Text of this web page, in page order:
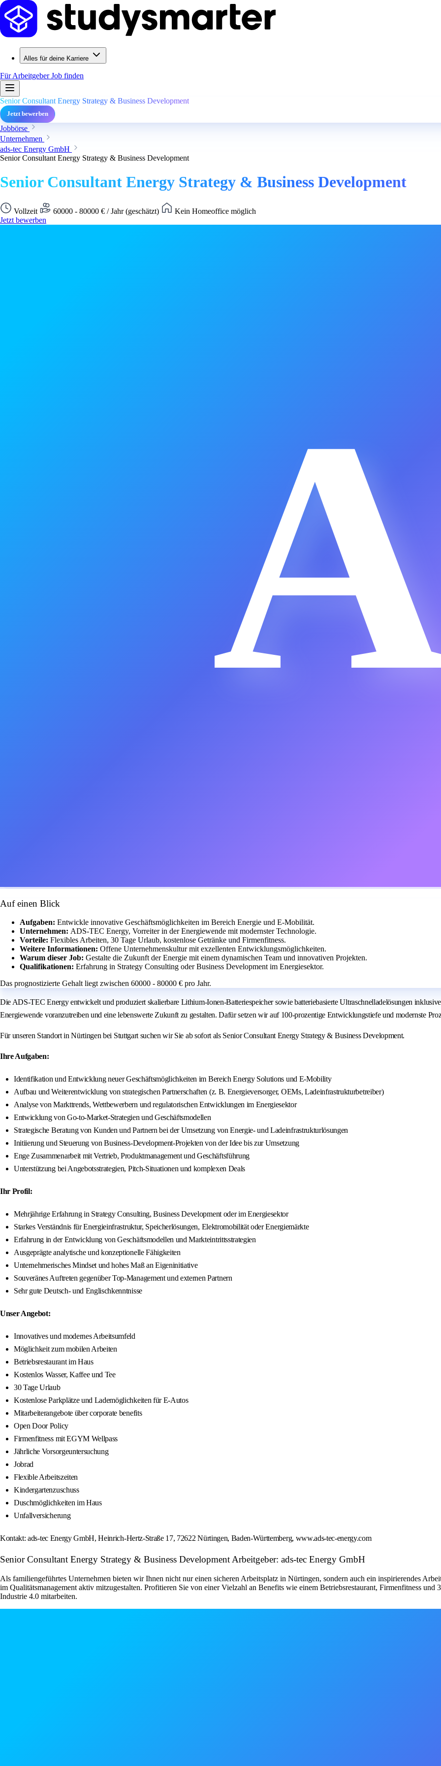
Alles für deine Karriere
Für ArbeitgeberJob finden
Senior Consultant Energy Strategy & Business Development
Jetzt bewerben
Jobbörse
Unternehmen
ads-tec Energy GmbH
Senior Consultant Energy Strategy & Business Development
Senior Consultant Energy Strategy & Business Development
Vollzeit 60000 - 80000 € / Jahr (geschätzt)
Kein Homeoffice möglich
Jetzt bewerben
Auf einen Blick
Aufgaben: Entwickle innovative Geschäftsmöglichkeiten im Bereich Energie und E-Mobilität.
Unternehmen: ADS-TEC Energy, Vorreiter in der Energiewende mit modernster Technologie.
Vorteile: Flexibles Arbeiten, 30 Tage Urlaub, kostenlose Getränke und Firmenfitness.
Weitere Informationen: Offene Unternehmenskultur mit exzellenten Entwicklungsmöglichkeiten.
Warum dieser Job: Gestalte die Zukunft der Energie mit einem dynamischen Team und innovativen Projekten.
Qualifikationen: Erfahrung in Strategy Consulting oder Business Development im Energiesektor.
Das prognostizierte Gehalt liegt zwischen 60000 - 80000 € pro Jahr.
Die ADS-TEC Energy entwickelt und produziert skalierbare Lithium-Ionen-Batteriespeicher sowie batteriebasierte Ultraschnelladelösungen
Energiewende voranzutreiben und eine lebenswerte Zukunft zu gestalten. Dafür setzen wir auf 100-prozentige Entwicklungstiefe und modernste
Für unseren Standort in Nürtingen bei Stuttgart suchen wir Sie ab sofort als Senior Consultant Energy Strategy & Business Development.
Ihre Aufgaben:
Identifikation und Entwicklung neuer Geschäftsmöglichkeiten im Bereich Energy Solutions und E-Mobility
Aufbau und Weiterentwicklung von strategischen Partnerschaften (z. B. Energieversorger, OEMs, Ladeinfrastrukturbetreiber)
Analyse von Markttrends, Wettbewerbern und regulatorischen Entwicklungen im Energiesektor
Entwicklung von Go-to-Market-Strategien und Geschäftsmodellen
Strategische Beratung von Kunden und Partnern bei der Umsetzung von Energie- und Ladeinfrastrukturlösungen
Initiierung und Steuerung von Business-Development-Projekten von der Idee bis zur Umsetzung
Enge Zusammenarbeit mit Vertrieb, Produktmanagement und Geschäftsführung
Unterstützung bei Angebotsstrategien, Pitch-Situationen und komplexen Deals
Ihr Profil:
Mehrjährige Erfahrung in Strategy Consulting, Business Development oder im Energiesektor
Starkes Verständnis für Energieinfrastruktur, Speicherlösungen, Elektromobilität oder Energiemärkte
Erfahrung in der Entwicklung von Geschäftsmodellen und Markteintrittsstrategien
Ausgeprägte analytische und konzeptionelle Fähigkeiten
Unternehmerisches Mindset und hohes Maß an Eigeninitiative
Souveränes Auftreten gegenüber Top-Management und externen Partnern
Sehr gute Deutsch- und Englischkenntnisse
Unser Angebot:
Innovatives und modernes Arbeitsumfeld
Möglichkeit zum mobilen Arbeiten
Betriebsrestaurant im Haus
Kostenlos Wasser, Kaffee und Tee
30 Tage Urlaub
Kostenlose Parkplätze und Lademöglichkeiten für E-Autos
Mitarbeiterangebote über corporate benefits
Open Door Policy
Firmenfitness mit EGYM Wellpass
Jährliche Vorsorgeuntersuchung
Jobrad
Flexible Arbeitszeiten
Kindergartenzuschuss
Duschmöglichkeiten im Haus
Unfallversicherung
Kontakt: ads-tec Energy GmbH, Heinrich-Hertz-Straße 17, 72622 Nürtingen, Baden-Württemberg, www.ads-tec-energy.com
Senior Consultant Energy Strategy & Business Development Arbeitgeber: ads-tec Energy GmbH
Als familiengeführtes Unternehmen bieten wir Ihnen nicht nur einen sicheren Arbeitsplatz in Nürtingen, sondern auch ein inspirierendes
im Qualitätsmanagement aktiv mitzugestalten. Profitieren Sie von einer Vielzahl an Benefits wie einem Betriebsrestaurant, Firmenfitness
Industrie 4.0 mitarbeiten.